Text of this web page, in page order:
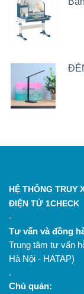
HỆ THỐNG TRUY
ĐIỆN TỬ 1CHECK
-
Tư vấn và đồng
Trung tâm tư vấn
Hà Nội - HATAP)
.
Chủ quản: